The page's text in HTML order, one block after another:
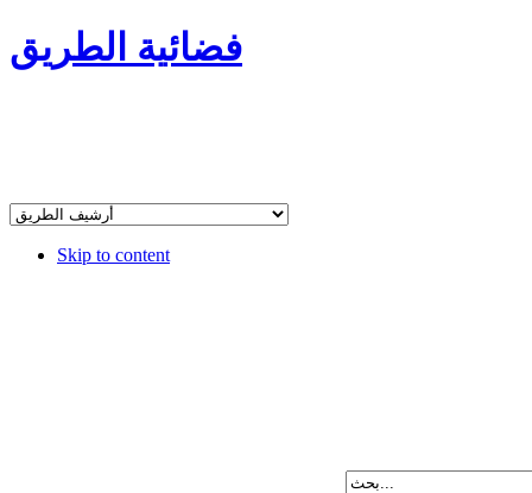
فضائية الطريق
Skip to content